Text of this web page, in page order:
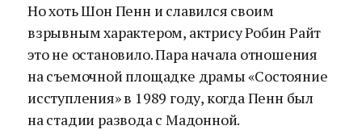
Но хоть Шон Пенн и славился своим
взрывным характером, актрису Робин Райт
это не остановило. Пара начала отношения
на съемочной площадке драмы «Состояние
исступления» в 1989 году, когда Пенн был
на стадии развода с Мадонной.